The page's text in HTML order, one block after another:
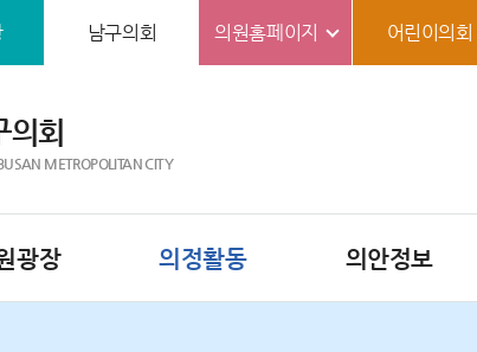
남구의회 의원홈페이지 어린이의회
회
METROPOLITAN CITY
광장 의정활동 의안정보